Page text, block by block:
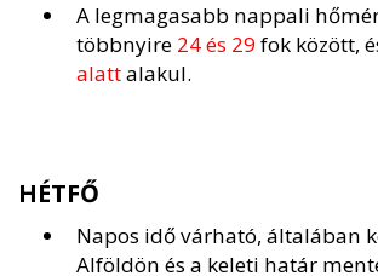
A legmagasabb nappali
többnyire 24 és 29fok között,
alattalakul.
HÉTFŐ
Napos idő várható, általában
Alföldön és a keleti határ